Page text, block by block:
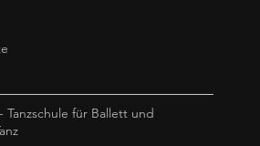
Tanzschule für Ballett und